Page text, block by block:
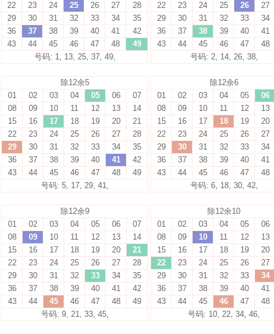
22
23 24 25 26 27
28
29
30 31 32 33 34
35
36
37 38 39 40 41
42
43
44 45 46 47 48
49
号码: 1, 13, 25, 37, 49,
22
23 24 25 26
27
29
30 31 32 33
34
36
37 38 39 40
41
43
44 45 46 47
48
号码: 2, 14, 26, 38,
除12余5
01
02 03 04 05 06
07
08
09 10 11 12 13
14
15
16 17 18 19 20
21
22
23 24 25 26 27
28
29
30 31 32 33 34
35
36
37 38 39 40 41
42
43
44 45 46 47 48
49
号码: 5, 17, 29, 41,
除12余6
01
02 03 04 05
06
08
09 10 11 12
13
15
16 17 18 19
20
22
23 24 25 26
27
29
30 31 32 33
34
36
37 38 39 40
41
43
44 45 46 47
48
号码: 6, 18, 30, 42,
除12余9
01
02 03 04 05 06
07
08
09 10 11 12 13
14
15
16 17 18 19 20
21
22
23 24 25 26 27
28
29
30 31 32 33 34
35
36
37 38 39 40 41
42
43
44 45 46 47 48
49
号码: 9, 21, 33, 45,
除12余10
01
02 03 04 05
06
08
09 10 11 12
13
15
16 17 18 19
20
22
23 24 25 26
27
29
30 31 32 33
34
36
37 38 39 40
41
43
44 45 46 47
48
号码: 10, 22, 34, 46,